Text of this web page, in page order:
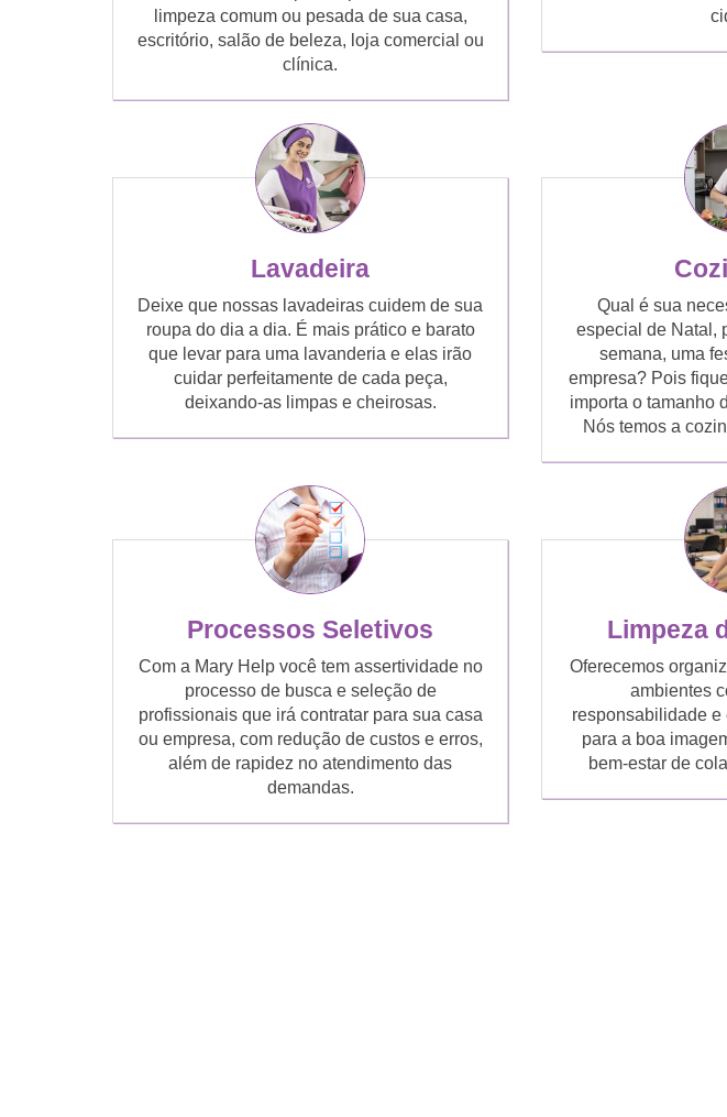
limpeza comum ou pesada de sua casa,
escritório, salão de beleza, loja comercial ou
clínica.
Lavadeira
Deixe que nossas lavadeiras cuidem de sua
roupa do dia a dia. É mais prático e barato
que levar para uma lavanderia e elas irão
cuidar perfeitamente de cada peça,
deixando-as limpas e cheirosas.
Qual é sua
especial de Natal,
semana, uma
empresa? Pois
importa o tamanho
Nós temos a
Processos Seletivos
Com a Mary Help você tem assertividade no
processo de busca e seleção de
profissionais que irá contratar para sua casa
ou empresa, com redução de custos e erros,
além de rapidez no atendimento das
demandas.
Limpeza
Oferecemos
ambientes
responsabilidade
para a boa
bem-estar de